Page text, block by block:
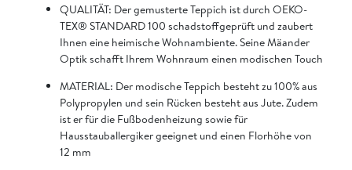
QUALITÄT: Der gemusterte Teppich ist durch OEKO-
TEX® STANDARD 100 schadstoffgeprüft und zaubert
Ihnen eine heimische Wohnambiente. Seine Mäander
Optik schafft Ihrem Wohnraum einen modischen Touch
MATERIAL: Der modische Teppich besteht zu 100% aus
Polypropylen und sein Rücken besteht aus Jute. Zudem
ist er für die Fußbodenheizung sowie für
Hausstauballergiker geeignet und einen Florhöhe von
12 mm